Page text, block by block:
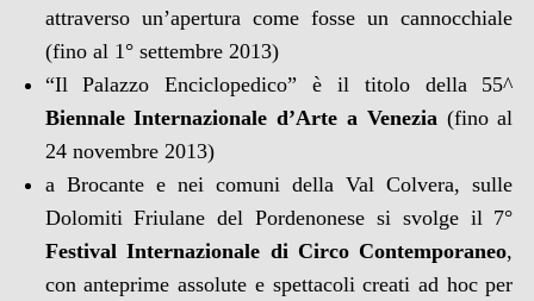
attraverso un’apertura come fosse un cannocchiale
(fino al 1° settembre 2013)
“Il Palazzo Enciclopedico” è il titolo della 55^
Biennale Internazionale d’Arte a Venezia(fino al
24 novembre 2013)
a Brocante e nei comuni della Val Colvera, sulle
Dolomiti Friulane del Pordenonese si svolge il 7°
Festival Internazionale di Circo Contemporaneo,
con anteprime assolute e spettacoli creati ad hoc per